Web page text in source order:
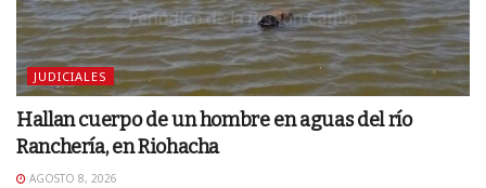
JUDICIALES
Hallan cuerpo de un hombre en aguas del río
Ranchería, en Riohacha
AGOSTO 8, 2026